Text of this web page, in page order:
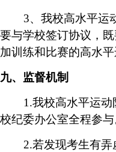
3、我校高水平运
要与学校签订协议，
加训练和比赛的高水
九、监督机制
1.我校高水平运动
校纪委办公室全程参与
2.若发现考生有